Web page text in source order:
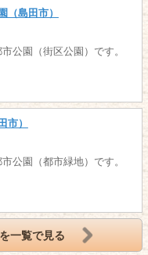
（島田市）
公園（街区公園）です。
市）
公園（都市緑地）です。
一覧で見る